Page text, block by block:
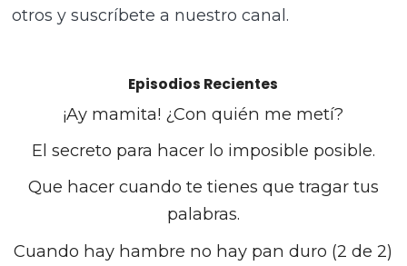
otros y suscríbete a nuestro canal.
Episodios Recientes
¡Ay mamita! ¿Con quién me metí?
El secreto para hacer lo imposible posible.
Que hacer cuando te tienes que tragar tus
palabras.
Cuando hay hambre no hay pan duro (2 de 2)